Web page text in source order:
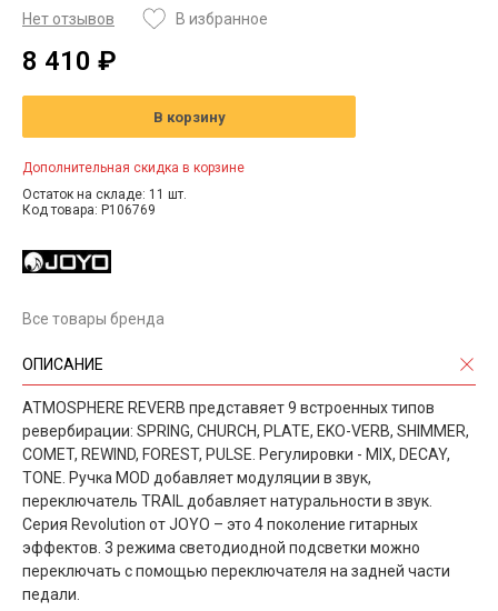
Нет отзывов В избранное
8 410 ₽
В корзину
Дополнительная скидка в корзине
Остаток на складе: 11 шт.
Код товара: P106769
Все товары бренда
ОПИСАНИЕ
ATMOSPHERE REVERB представяет 9 встроенных типов
ревербирации: SPRING, CHURCH, PLATE, EKO-VERB, SHIMMER,
COMET, REWIND, FOREST, PULSE. Регулировки - MIX, DECAY,
TONE. Ручка MOD добавляет модуляции в звук,
переключатель TRAIL добавляет натуральности в звук.
Серия Revolution от JOYO – это 4 поколение гитарных
эффектов. 3 режима светодиодной подсветки можно
переключать с помощью переключателя на задней части
педали.